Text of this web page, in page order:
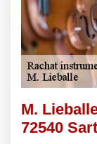
M.
72540